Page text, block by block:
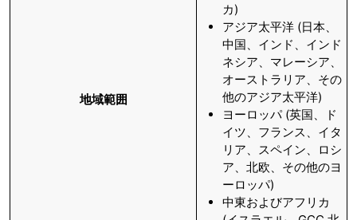
地域範囲
カ)
アジア太平洋 (日本、
中国、インド、インド
ネシア、マレーシア、
オーストラリア、その
他のアジア太平洋)
ヨーロッパ (英国、ド
イツ、フランス、イタ
リア、スペイン、ロシ
ア、北欧、その他のヨ
ーロッパ)
中東およびアフリカ